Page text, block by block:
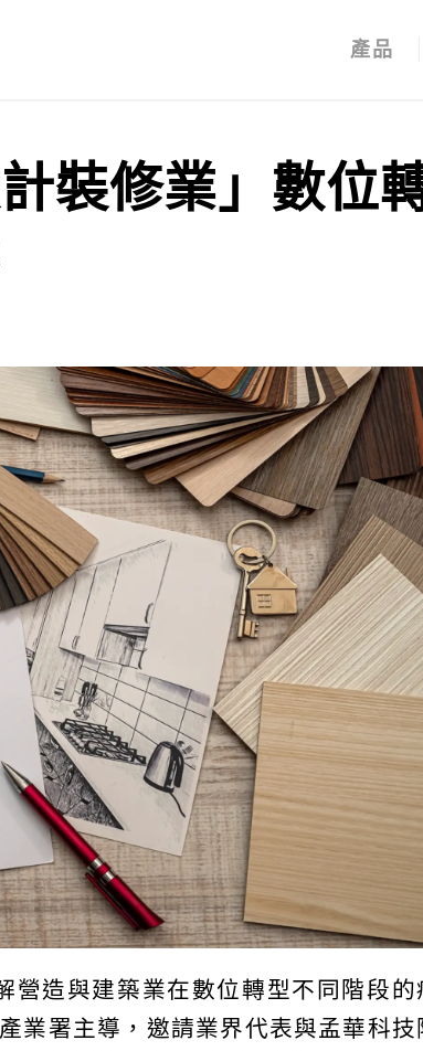
產品
裝修業」數位
營造與建築業在數位轉型不同階段的
業署主導，邀請業界代表與孟華科技